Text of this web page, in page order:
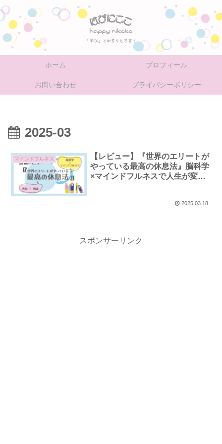
ホーム プロフィール
お問い合わせ プライバシーポリシー
2025-03
マインドフルネス
【レビュー】『世界のエリートが
やっている最高の休息法』脳科学
×マインドフルネスで人生が変わ
2025.03.18
スポンサーリンク